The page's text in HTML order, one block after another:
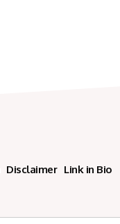
Disclaimer Link in Bio